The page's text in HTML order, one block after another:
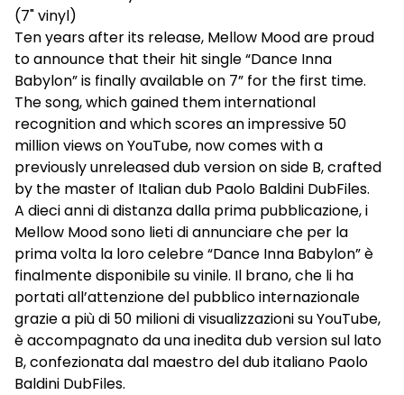
(7" vinyl)
Ten years after its release, Mellow Mood are proud
to announce that their hit single “Dance Inna
Babylon” is finally available on 7” for the first time.
The song, which gained them international
recognition and which scores an impressive 50
million views on YouTube, now comes with a
previously unreleased dub version on side B, crafted
by the master of Italian dub Paolo Baldini DubFiles.
A dieci anni di distanza dalla prima pubblicazione, i
Mellow Mood sono lieti di annunciare che per la
prima volta la loro celebre “Dance Inna Babylon” è
finalmente disponibile su vinile. Il brano, che li ha
portati all’attenzione del pubblico internazionale
grazie a più di 50 milioni di visualizzazioni su YouTube,
è accompagnato da una inedita dub version sul lato
B, confezionata dal maestro del dub italiano Paolo
Baldini DubFiles.